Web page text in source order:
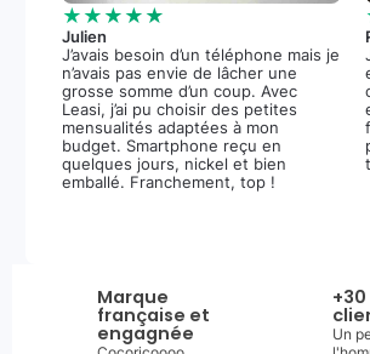
★★★★★
Julien
J’avais besoin d’un téléphone mais je
n’avais pas envie de lâcher une
grosse somme d’un coup. Avec
Leasi, j’ai pu choisir des petites
mensualités adaptées à mon
budget. Smartphone reçu en
quelques jours, nickel et bien
emballé. Franchement, top !
Marque
française et
engagnée
Un